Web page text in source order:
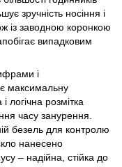
зручність носіння і
із заводною коронкою
випадковим
і
максимальну
логічна розмітка
часу занурення.
безель для контролю
нанесено
– надійна, стійка до